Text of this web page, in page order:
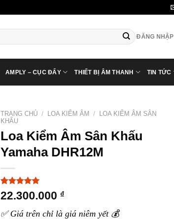
ĐĂNG NHẬP
AMPLY – CỤC ĐẨY THIẾT BỊ ÂM THANH TIN TỨC
TRANG CHỦ / LOA KIỂM ÂM /
LOA KIỂM ÂM SÂN
KHẤU
Loa Kiểm Âm Sân Khấu
Yamaha DHR12M
5.00 trên 5
dựa trên
3
22.300.000 ₫
✅ Giá trên chỉ là giá niêm yết 💰